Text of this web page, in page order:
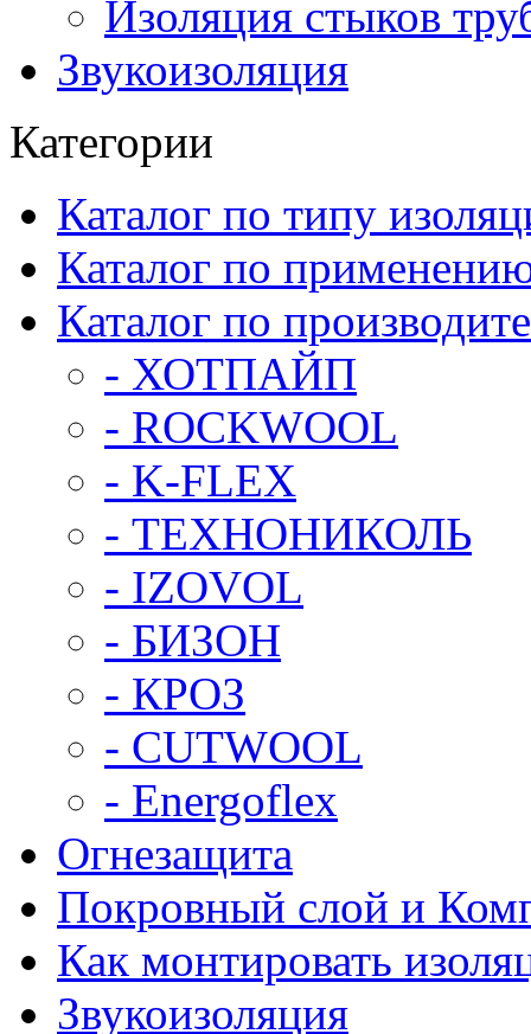
Изоляция стыков
Звукоизоляция
Категории
Каталог по типу
Каталог по
Каталог по
- ХОТПАЙП
- ROCKWOOL
- K-FLEX
- ТЕХНОНИКОЛЬ
- IZOVOL
- БИЗОН
- КРОЗ
- CUTWOOL
- Energoflex
Огнезащита
Покровный слой и
Как монтировать
Звукоизоляция